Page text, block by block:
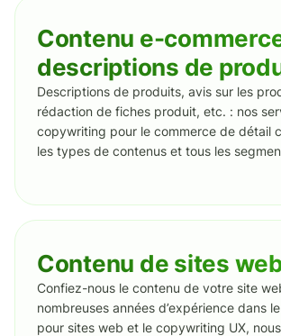
Contenu e-
descriptions de
Descriptions de produits, avis sur les
rédaction de fiches produit, etc. : nos
copywriting pour le commerce de détail
les types de contenus et tous les
Contenu de sites
Confiez-nous le contenu de votre site
nombreuses années d’expérience dans
pour sites web et le copywriting UX,